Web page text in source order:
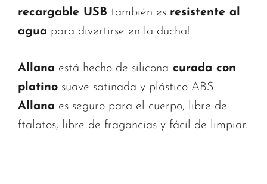
recargable USB también es resistente al
agua para divertirse en la ducha!
Allana está hecho de silicona curada con
platino suave satinada y plástico ABS.
Allana es seguro para el cuerpo, libre de
ftalatos, libre de fragancias y fácil de limpiar.